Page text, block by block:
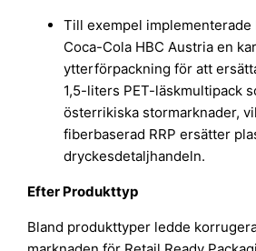
Till exempel implementerade
Coca-Cola HBC Austria en
ytterförpackning för att
1,5-liters PET-läskmultipack
österrikiska stormarknader,
fiberbaserad RRP ersätter
dryckesdetaljhandeln.
Efter Produkttyp
Bland produkttyper ledde